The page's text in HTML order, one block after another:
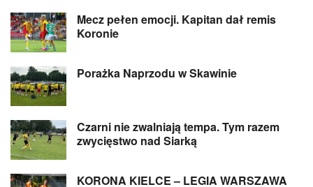
Mecz pełen emocji. Kapitan dał remis
Koronie
Porażka Naprzodu w Skawinie
Czarni nie zwalniają tempa. Tym razem
zwycięstwo nad Siarką
KORONA KIELCE – LEGIA WARSZAWA